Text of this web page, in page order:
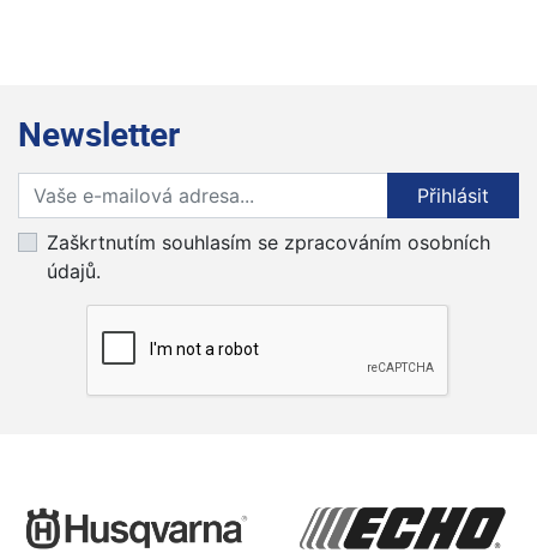
Newsletter
Přihlaste se k odběru novinek
Přihlásit
Zaškrtnutím souhlasím se zpracováním osobních
údajů.